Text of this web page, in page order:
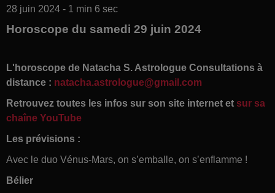
28 juin 2024 - 1 min 6 sec
Horoscope du samedi 29 juin 2024
L'horoscope de Natacha S. Astrologue Consultations à
distance : natacha.astrologue@gmail.com
Retrouvez toutes les infos sur son site internet et sur sa
chaîne YouTube
Les prévisions :
Avec le duo Vénus-Mars, on s’emballe, on s’enflamme !
Bélier